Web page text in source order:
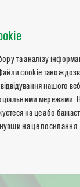
та аналізу
cookie також
нашого
на це або
на це посилання.